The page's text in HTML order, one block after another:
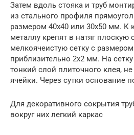
Затем вдоль стояка и труб
из стального профиля
размером 40х40 или 30х50 мм. К
металлу крепят в натяг плоскую
мелкоячеистую сетку с
приблизительно 2х2 мм. На
тонкий слой плиточного клея,
ячейки. Через сутки основание
Для декоративного сокрытия
вокруг них легкий каркас